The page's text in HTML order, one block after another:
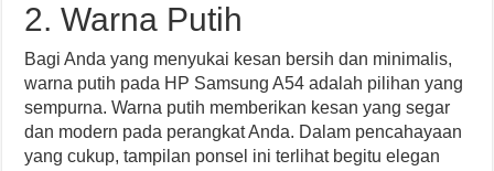
2. Warna Putih
Bagi Anda yang menyukai kesan bersih dan minimalis,
warna putih pada HP Samsung A54 adalah pilihan yang
sempurna. Warna putih memberikan kesan yang segar
dan modern pada perangkat Anda. Dalam pencahayaan
yang cukup, tampilan ponsel ini terlihat begitu elegan